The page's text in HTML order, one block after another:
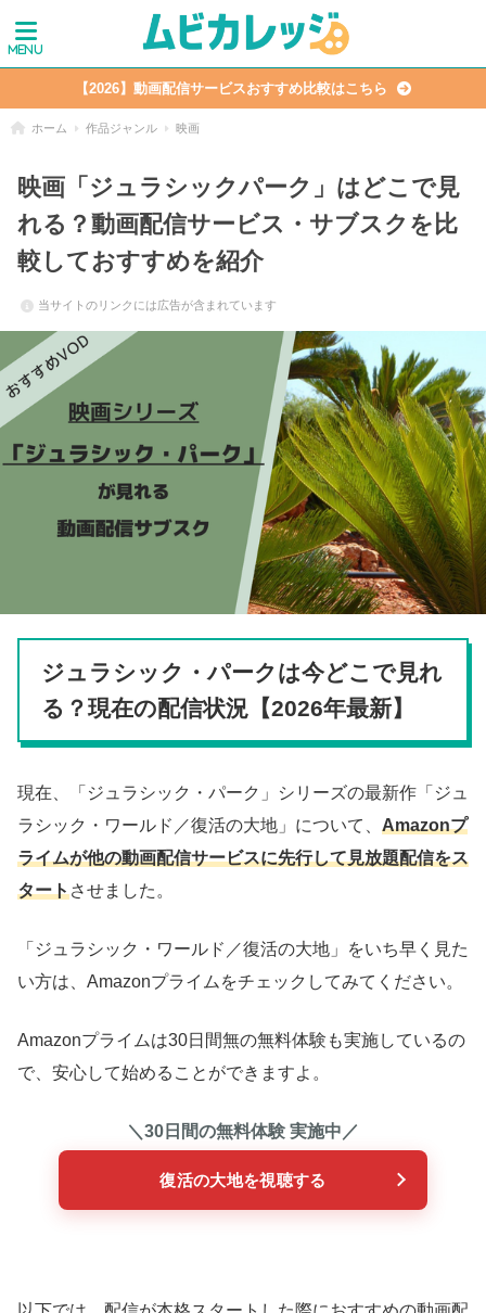
【2026】動画配信サービスおすすめ比較はこちら
ホーム 作品ジャンル 映画
映画「ジュラシックパーク」はどこで見
れる？動画配信サービス・サブスクを比
較しておすすめを紹介
当サイトのリンクには広告が含まれています
ジュラシック・パークは今どこで見れ
る？現在の配信状況【2026年最新】
現在、「ジュラシック・パーク」シリーズの最新作「ジュ
ラシック・ワールド／復活の大地」について、 Amazonプ
ライムが他の動画配信サービスに先行して見放題配信をス
タートさせました。
「ジュラシック・ワールド／復活の大地」をいち早く見た
い方は、Amazonプライムをチェックしてみてください。
Amazonプライムは30日間無の無料体験も実施しているの
で、安心して始めることができますよ。
＼30日間の無料体験 実施中／
復活の大地を視聴する